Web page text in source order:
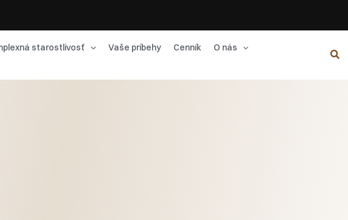
starostlivosť Vaše príbehy Cenník
O nás